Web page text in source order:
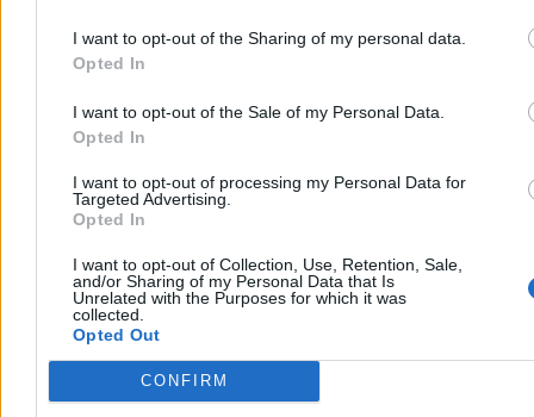
I want to opt-out of the Sharing of my personal data.
Opted In
I want to opt-out of the Sale of my Personal Data.
Opted In
I want to opt-out of processing my Personal Data for
Targeted Advertising.
Opted In
I want to opt-out of Collection, Use, Retention, Sale,
and/or Sharing of my Personal Data that Is
Unrelated with the Purposes for which it was
collected.
Opted Out
CONFIRM
Reklama
Kraj